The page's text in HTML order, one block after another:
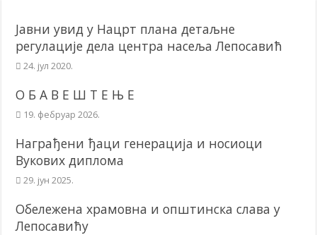
Јавни увид у Нацрт плана детаљне
регулације дела центра насеља Лепосавић
24. јул 2020.
О Б А В Е Ш Т Е Њ Е
19. фебруар 2026.
Награђени ђаци генерација и носиоци
Вукових диплома
29. јун 2025.
Обележена храмовна и општинска слава у
Лепосавићу